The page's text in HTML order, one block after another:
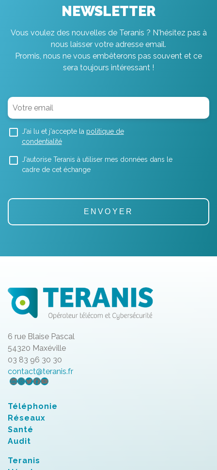
NEWSLETTER
Vous voulez des nouvelles de Teranis ? N'hésitez pas à
nous laisser votre adresse email.
Promis, nous ne vous embêterons pas souvent et ce
sera toujours intéressant !
J'ai lu et j'accepte la politique de
condentialité
J'autorise Teranis à utiliser mes données dans le
cadre de cet échange
6 rue Blaise Pascal
54320 Maxéville
03 83 96 30 30
contact@teranis.fr
LinkedIn
Instagram
Twitter
Facebook
YouTube
Téléphonie
Réseaux
Santé
Audit
Teranis